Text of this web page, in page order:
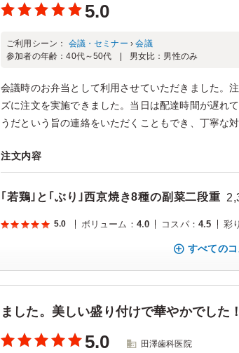
5.0
ご利用シーン： 会議・セミナー ›会議
参加者の年齢：40代～50代 男女比： 男性のみ
会議時のお弁当として利用させていただきました。
ズに注文を実施できました。当日は配達時間が遅れ
うだという旨の連絡をいただくこともでき、丁寧な対
注文内容
｢若鶏｣と｢ぶり｣西京焼き8種の副菜二段重
5.0 ボリューム ： 4.0 コスパ： 4.5 彩り
すべての
ました。美しい盛り付けで華やかでした！
5.0 田澤歯科医院